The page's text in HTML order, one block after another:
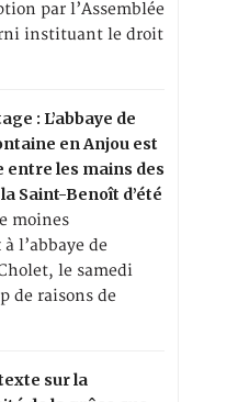
par l’Assemblée
instituant le droit
: L’abbaye de
en Anjou est
entre les mains des
Saint-Benoît d’été
moines
l’abbaye de
le samedi
de raisons de
sur la